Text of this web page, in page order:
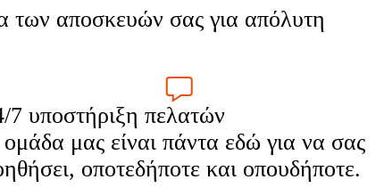
των αποσκευών σας για απόλυτη
7 υποστήριξη πελατών
μας είναι πάντα εδώ για να σας
οποτεδήποτε και οπουδήποτε.